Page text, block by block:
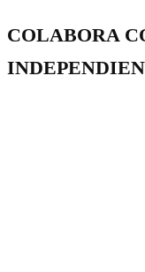
COLABORA